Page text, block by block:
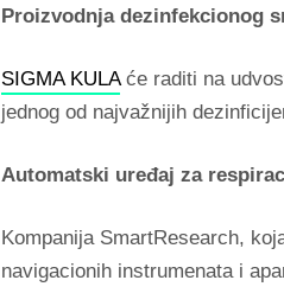
Proizvodnja dezinfekcionog
SIGMA KULAće raditi na
jednog od najvažnijih
Automatski uređaj za
Kompanija SmartResearch,
navigacionih instrumenata i